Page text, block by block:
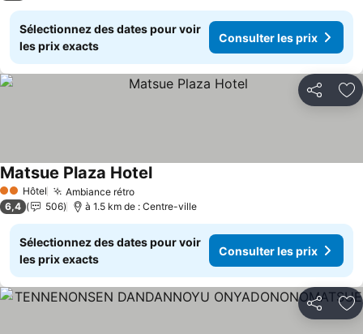
Sélectionnez des dates pour voir
les prix exacts
Consulter les prix
Partager
2 Étoiles
Hôtel Ambiance rétroConsulter les prix
Matsue Plaza HotelConsulter les prix
6,4 506 à 1.5 km de : Centre-ville
Sélectionnez des dates pour voir
les prix exacts
Consulter les prix
Partager